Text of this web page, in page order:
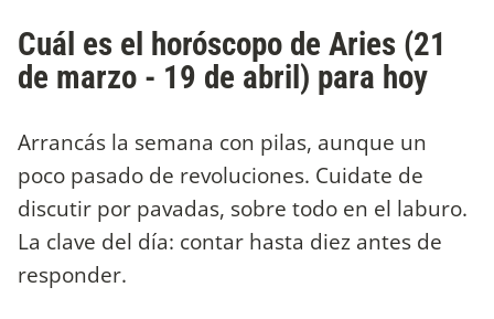
Cuál es el horóscopo de Aries (21
de marzo - 19 de abril) para hoy
Arrancás la semana con pilas, aunque un
poco pasado de revoluciones. Cuidate de
discutir por pavadas, sobre todo en el laburo.
La clave del día: contar hasta diez antes de
responder.